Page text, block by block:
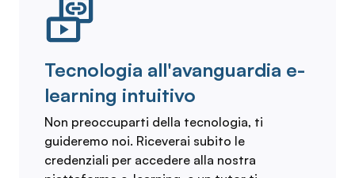
Tecnologia all'avanguardia e-
learning intuitivo
Non preoccuparti della tecnologia, ti
guideremo noi. Riceverai subito le
credenziali per accedere alla nostra